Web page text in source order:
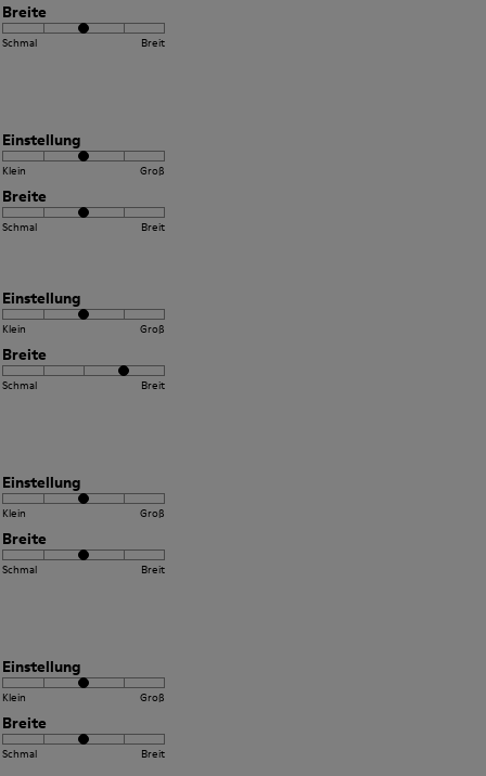
Breite
Schmal Breit
Einstellung
Klein Groß
Breite
Schmal Breit
Einstellung
Klein Groß
Breite
Schmal Breit
Einstellung
Klein Groß
Breite
Schmal Breit
Einstellung
Klein Groß
Breite
Schmal Breit